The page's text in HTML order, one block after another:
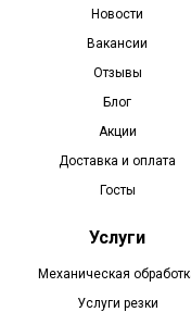
Новости
Вакансии
Отзывы
Блог
Акции
Доставка и оплата
Госты
Услуги
Механическая
Услуги резки